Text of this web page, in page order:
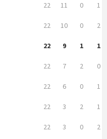
22 11 0
1
22 10 0
2
22 9 1
1
22 7 2
0
22 6 0
1
22 3 2
1
22 3 0
2